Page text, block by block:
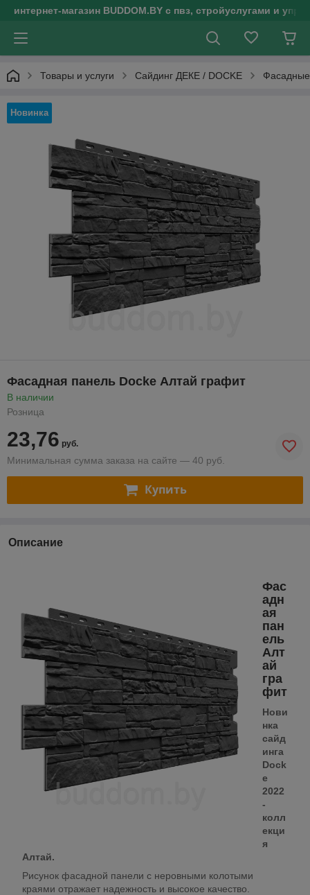
интернет-магазин BUDDOM.BY с пвз, стройуслугами и
Товары и услуги Сайдинг ДЕКЕ / DOCKE
Новинка
Фасадная панель Docke Алтай графит
В наличии
Розница
23,76 руб.
Минимальная сумма заказа на сайте — 40 руб.
Купить
Описание
Фас
адн
ая
пан
ель
Алт
ай
гра
фит
Нови
нка
сайд
инга
Dock
e
2022
-
колл
екци
я
Алтай.
Рисунок фасадной панели с неровными колотыми
краями отражает надежность и высокое качество.